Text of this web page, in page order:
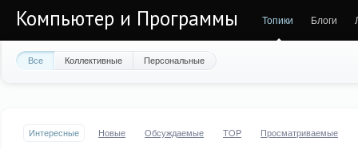
Компьютер и Программы Топики Блоги
Все Коллективные Персональные
Интересные Новые Обсуждаемые TOP Просматриваемые